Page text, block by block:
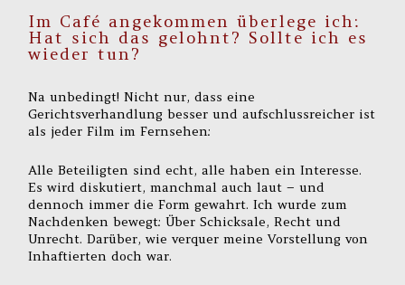
Im Café angekommen überlege ich:
Hat sich das gelohnt? Sollte ich es
wieder tun?
Na unbedingt! Nicht nur, dass eine
Gerichtsverhandlung besser und aufschlussreicher ist
als jeder Film im Fernsehen:
Alle Beteiligten sind echt, alle haben ein Interesse.
Es wird diskutiert, manchmal auch laut – und
dennoch immer die Form gewahrt. Ich wurde zum
Nachdenken bewegt: Über Schicksale, Recht und
Unrecht. Darüber, wie verquer meine Vorstellung von
Inhaftierten doch war.